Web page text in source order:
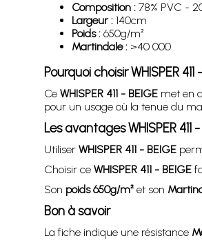
Composition :78% PVC -
Largeur :140cm
Poids :650g/m²
Martindale :>40 000
Pourquoi choisir WHISPER 411
Ce WHISPER 411 - BEIGEmet en
pour un usage où la tenue du
Les avantages WHISPER 411
Utiliser WHISPER 411 - BEIGE
Choisir ce WHISPER 411 - BEIGE
Son poids 650g/m²et son
Bon à savoir
La fiche indique une résistance